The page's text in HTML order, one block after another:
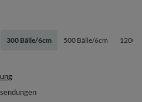
300 Bälle/6cm 500 Bälle/6cm 1200